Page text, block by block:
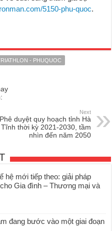
5150-phu-quoc.
- PHUQUOC
Next
Phê duyệt quy hoạch tỉnh Hà
Tĩnh thời kỳ 2021-2030, tầm
nhìn đến năm 2050
hệ mới tiếp theo: giải pháp
Gia đình – Thương mại và
đang bước vào một giai đoạn